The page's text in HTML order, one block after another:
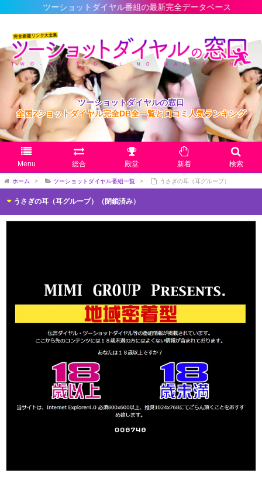
ツーショットダイヤル番組の最新完全データベース
ツーショットダイヤルの窓口
全国2ショットダイヤル完全DB全一覧と口コミ人気ランキング
Menu 総合 殿堂 新着 検索
ホーム > ツーショットダイヤル番組一覧 > うさぎの耳（耳グループ）
うさぎの耳（耳グループ）（閉鎖済み）